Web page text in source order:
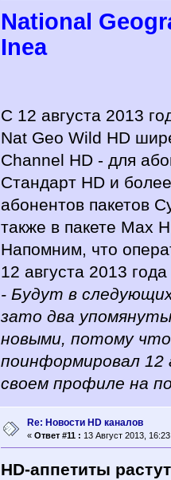
National
Inea
С 12 августа 2013
Nat Geo Wild HD
Channel HD - для
Стандарт HD и
абонентов пакетов
также в пакете Max
Напомним, что
12 августа 2013
- Будут в
зато два
новыми, потому что
поинформировал 12
своем профиле на
Re: Новости HD каналов
« Ответ #11 : 13 Август 2013,
HD-аппетиты растут